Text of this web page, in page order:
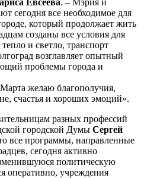
сегодня все необходимое для
который продолжает жить
созданы все условия для
и светло, транспорт
возглавляет опытный
проблемы города и
желаю благополучия,
счастья и хороших эмоций».
разных профессий
городской Думы Сергей
все программы, направленные
сегодня активно
политическую
оперативно, учреждения